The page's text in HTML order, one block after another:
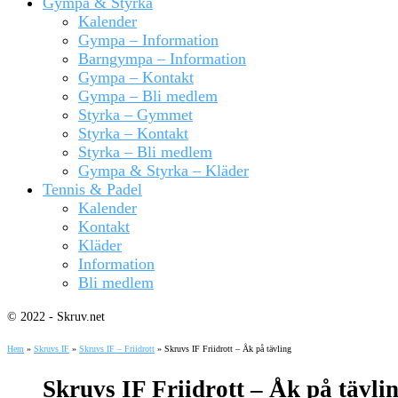
Kalender
Gympa – Information
Barngympa – Information
Gympa – Kontakt
Gympa – Bli medlem
Styrka – Gymmet
Styrka – Kontakt
Styrka – Bli medlem
Gympa & Styrka – Kläder
Tennis & Padel
Kalender
Kontakt
Kläder
Information
Bli medlem
© 2022 - Skruv.net
Hem » Skruvs IF » Skruvs IF – Friidrott » Skruvs IF Friidrott – Åk på tävling
Skruvs IF Friidrott – Åk på